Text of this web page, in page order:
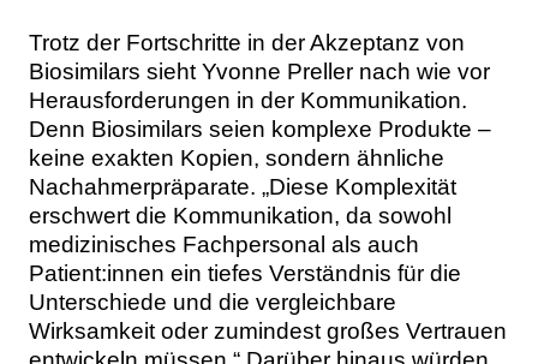
Trotz der Fortschritte in der Akzeptanz von
Biosimilars sieht Yvonne Preller nach wie vor
Herausforderungen in der Kommunikation.
Denn Biosimilars seien komplexe Produkte –
keine exakten Kopien, sondern ähnliche
Nachahmerpräparate. „Diese Komplexität
erschwert die Kommunikation, da sowohl
medizinisches Fachpersonal als auch
Patient:innen ein tiefes Verständnis für die
Unterschiede und die vergleichbare
Wirksamkeit oder zumindest großes Vertrauen